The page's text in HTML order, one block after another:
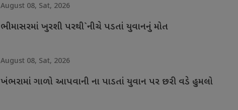
August 08, Sat, 2026
ભીમાસરમાં ખુરશી પરથી`નીચે પડતાં યુવાનનું મોત
August 08, Sat, 2026
ખંભરામાં ગાળો આપવાની ના પાડતાં યુવાન પર છરી વડે હુમલો